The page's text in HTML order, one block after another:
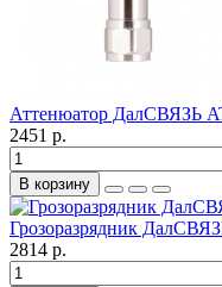
Аттенюатор ДалСВЯЗЬ
2451 р.
В корзину
Грозоразрядник
2814 р.